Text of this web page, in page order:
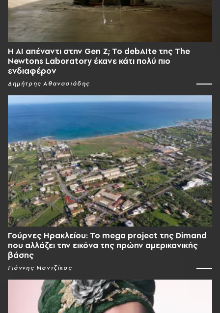
Η AI απέναντι στην Gen Z; Το debAIte της The
Newtons Laboratory έκανε κάτι πολύ πιο
ενδιαφέρον
Δημήτρης Αθανασιάδης
Γούρνες Ηρακλείου: To mega project της Dimand
που αλλάζει την εικόνα της πρώην αμερικανικής
βάσης
Γιάννης Μαντζίκος